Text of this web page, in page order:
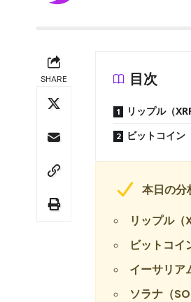
SHARE 目次
リップル（
ビットコイン
本日の分
リップル（
ビットコイ
イーサリア
ソラナ（